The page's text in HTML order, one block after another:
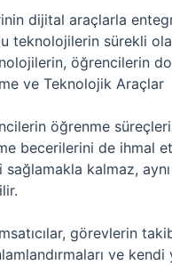
dijital araçlarla
teknolojilerin sürekli
öğrencilerin
ve Teknolojik Araçlar
öğrenme
becerilerini de ihmal
sağlamakla kalmaz,
görevlerin
ve